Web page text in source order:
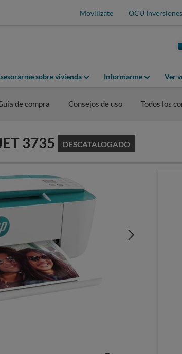
Movilízate OCU Inversiones
sobre vivienda Informarme Ver
de compra Consejos de uso Todos los
3735 DESCATALOGADO